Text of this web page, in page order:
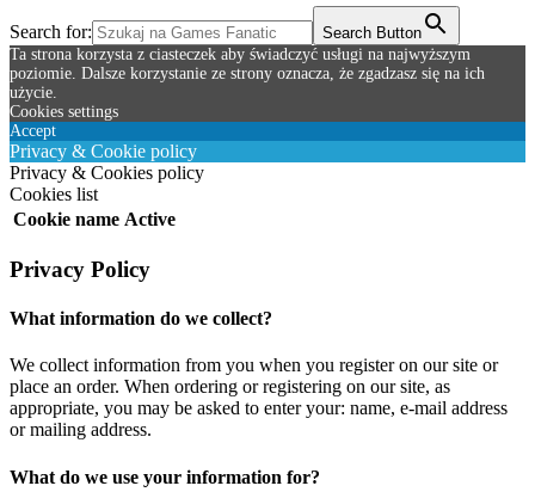
Search for:
Search Button
Ta strona korzysta z ciasteczek aby świadczyć usługi na najwyższym
poziomie. Dalsze korzystanie ze strony oznacza, że zgadzasz się na ich
użycie.
Cookies settings
Accept
Privacy & Cookie policy
Privacy & Cookies policy
Cookies list
Cookie name Active
Privacy Policy
What information do we collect?
We collect information from you when you register on our site or
place an order. When ordering or registering on our site, as
appropriate, you may be asked to enter your: name, e-mail address
or mailing address.
What do we use your information for?